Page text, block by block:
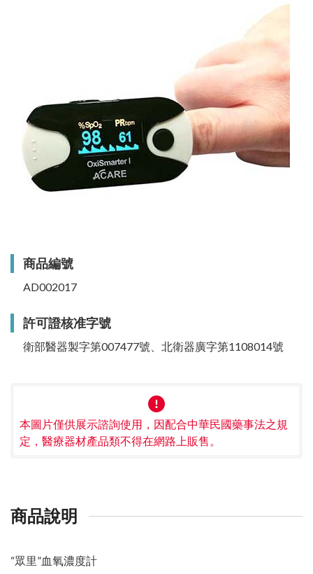
商品編號
AD002017
許可證核准字號
衛部醫器製字第007477號、北衛器廣字第1108014號
本圖片僅供展示諮詢使用，因配合中華民國藥事法之規
定，醫療器材產品類不得在網路上販售。
商品說明
“眾里”血氧濃度計